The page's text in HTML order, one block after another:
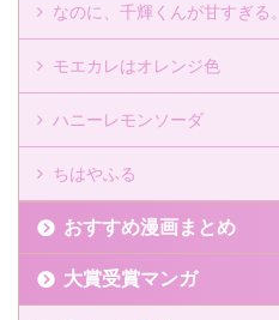
なのに、千輝くんが甘すぎる。
モエカレはオレンジ色
ハニーレモンソーダ
ちはやふる
おすすめ漫画まとめ
大賞受賞マンガ